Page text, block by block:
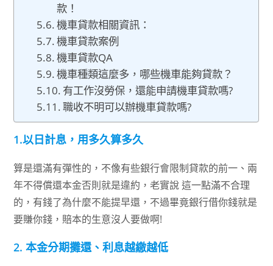
款！
機車貸款相關資訊：
機車貸款案例
機車貸款QA
機車種類這麼多，哪些機車能夠貸款？
有工作沒勞保，還能申請機車貸款嗎?
職收不明可以辦機車貸款嗎?
1.以日計息，用多久算多久
算是還滿有彈性的，不像有些銀行會限制貸款的前一、兩
年不得償還本金否則就是違約，老實說 這一點滿不合理
的，有錢了為什麼不能提早還，不過畢竟銀行借你錢就是
要賺你錢，賠本的生意沒人要做啊!
2.本金分期攤還、利息越繳越低